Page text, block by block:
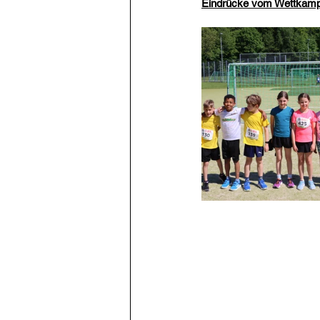
Eindrücke vom